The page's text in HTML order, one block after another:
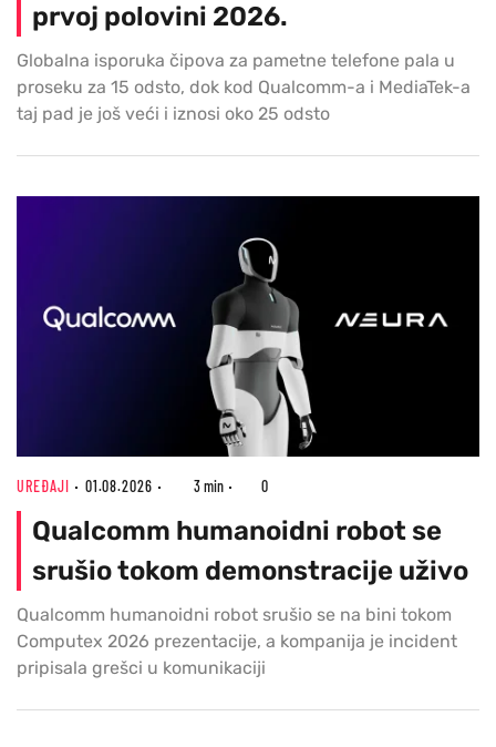
prvoj polovini 2026.
Globalna isporuka čipova za pametne telefone pala u
proseku za 15 odsto, dok kod Qualcomm-a i MediaTek-a
taj pad je još veći i iznosi oko 25 odsto
UREĐAJI 01.08.2026 3 min 0
Qualcomm humanoidni robot se
srušio tokom demonstracije uživo
Qualcomm humanoidni robot srušio se na bini tokom
Computex 2026 prezentacije, a kompanija je incident
pripisala grešci u komunikaciji